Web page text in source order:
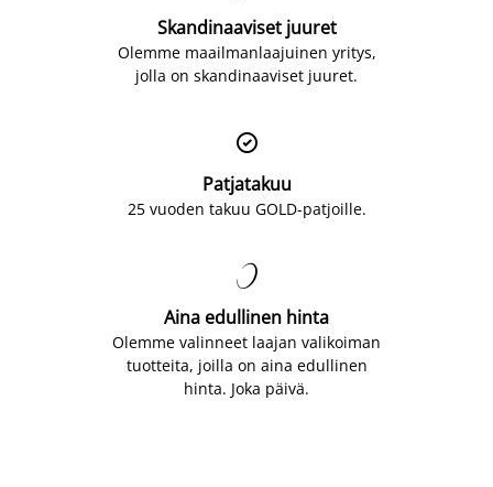
Skandinaaviset juuret
Olemme maailmanlaajuinen yritys,
jolla on skandinaaviset juuret.

Patjatakuu
25 vuoden takuu GOLD-patjoille.

Aina edullinen hinta
Olemme valinneet laajan valikoiman
tuotteita, joilla on aina edullinen
hinta. Joka päivä.